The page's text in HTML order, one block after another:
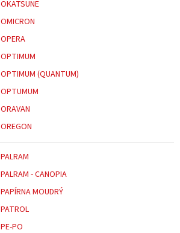
OKATSUNE
OMICRON
OPERA
OPTIMUM
OPTIMUM (QUANTUM)
OPTUMUM
ORAVAN
OREGON
PALRAM
PALRAM - CANOPIA
PAPÍRNA MOUDRÝ
PATROL
PE-PO